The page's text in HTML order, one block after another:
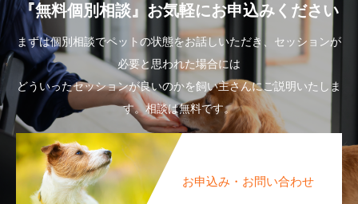
『無料個別相談』お気軽にお申込みください
まずは個別相談でペットの状態をお話しいただき、セッションが
必要と思われた場合には
どういったセッションが良いのかを飼い主さんにご説明いたしま
す。相談は無料です。
お申込み・お問い合わせ